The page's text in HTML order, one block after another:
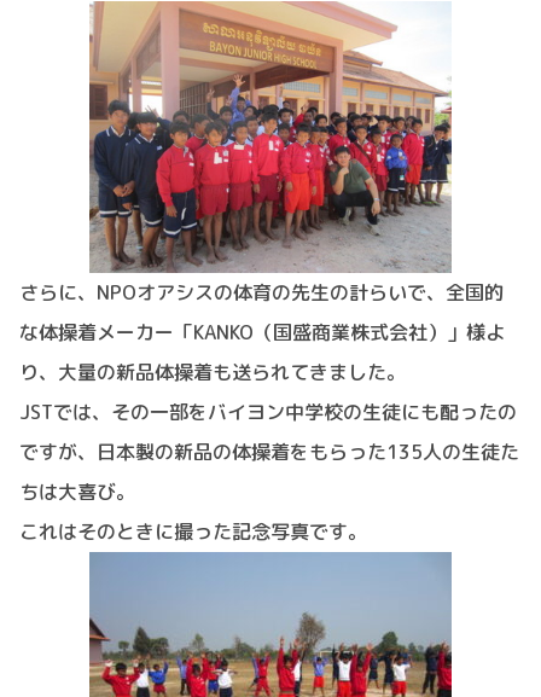
さらに、NPOオアシスの体育の先生の計らいで、全国的
な体操着メーカー「KANKO（国盛商業株式会社）」様よ
り、大量の新品体操着も送られてきました。
JSTでは、その一部をバイヨン中学校の生徒にも配ったの
ですが、日本製の新品の体操着をもらった135人の生徒た
ちは大喜び。
これはそのときに撮った記念写真です。